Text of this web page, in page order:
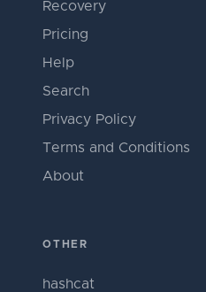
Recovery
Pricing
Help
Search
Privacy Policy
Terms and Conditions
About
OTHER
hashcat